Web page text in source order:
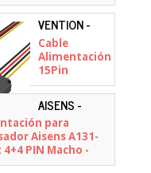
54W/ 20cm
VENTION -
KDABY
Cable
Alimentación
15Pin
Vention
KDABY/ SATA
Macho - SATA
Hembra/
30cm
AISENS -
A131-0166
para
Aisens A131-
PIN Macho -
Hembra/ Hasta